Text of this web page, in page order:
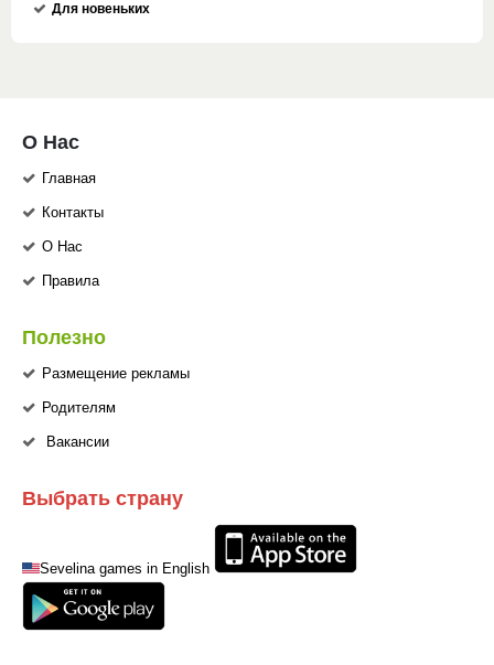
Для новеньких
О Нас
Главная
Контакты
О Нас
Правила
Полезно
Размещение рекламы
Родителям
Вакансии
Выбрать страну
Sevelina games in English